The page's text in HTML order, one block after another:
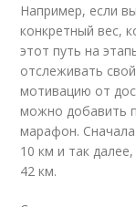
Например, если
конкретный вес,
этот путь на
отслеживать
мотивацию от
можно добавить
марафон.
10 км и так
42 км.